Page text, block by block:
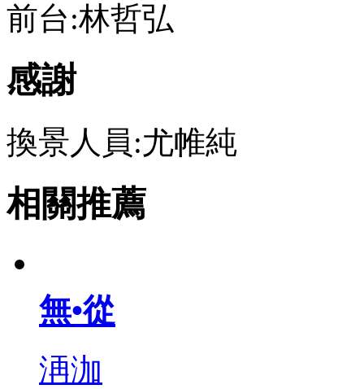
前台:林哲弘
感謝
換景人員:尤帷純
相關推薦
無•從
洅泇